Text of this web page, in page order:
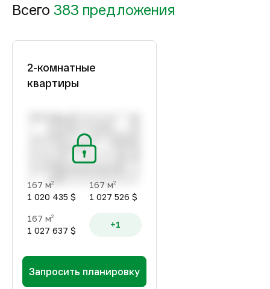
Всего 383 предложения
2-комнатные
квартиры
167 м2
1 020 435 $
167 м2
1 027 526 $
167 м2
1 027 637 $
+1
Запросить планировку